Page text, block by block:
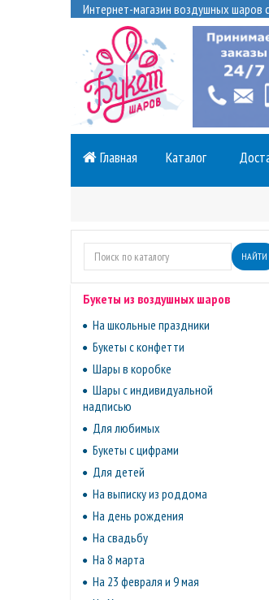
Интернет-магазин воздушных шаров
Главная Каталог
НАЙТИ
Букеты из воздушных шаров
На школьные праздники
Букеты с конфетти
Шары в коробке
Шары с индивидуальной
надписью
Для любимых
Букеты с цифрами
Для детей
На выписку из роддома
На день рождения
На свадьбу
На 8 марта
На 23 февраля и 9 мая